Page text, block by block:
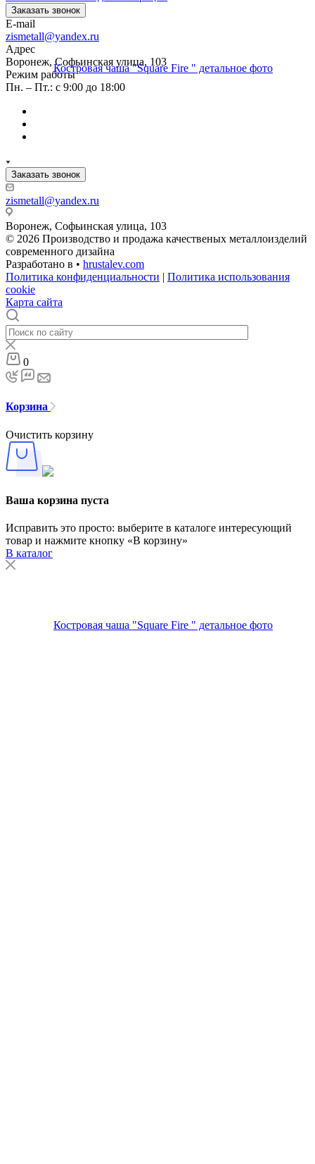
Заказать звонок
E-mail
zismetall@yandex.ru
Адрес
Воронеж, Софьинская улица, 103
Режим работы
Пн. – Пт.: с 9:00 до 18:00
Заказать звонок
zismetall@yandex.ru
Воронеж, Софьинская улица, 103
© 2026 Производство и продажа качественых металлоизделий
современного дизайна
Разработано в • hrustalev.com
Политика конфиденциальности | Политика использования
cookie
Карта сайта
0
Корзина
Очистить корзину
Ваша корзина пуста
Исправить это просто: выберите в каталоге интересующий
товар и нажмите кнопку «В корзину»
В каталог